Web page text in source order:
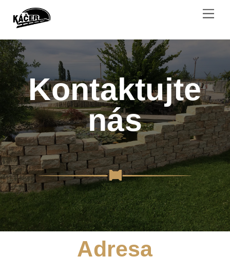
Kontaktujte
nás
Adresa